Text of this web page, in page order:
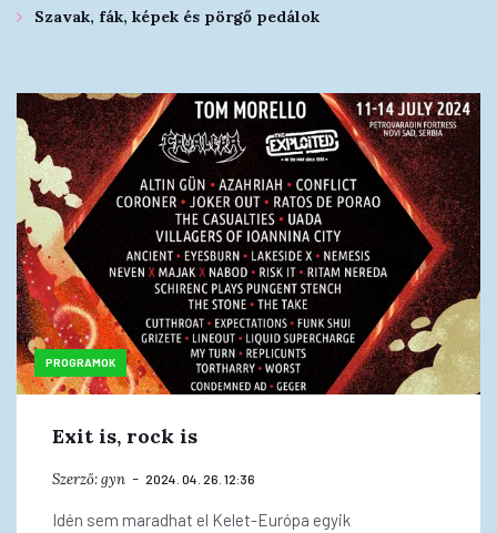
Szavak, fák, képek és pörgő pedálok
PROGRAMOK
Exit is, rock is
Szerző:gyn 2024. 04. 26. 12:36
Idén sem maradhat el Kelet-Európa egyik